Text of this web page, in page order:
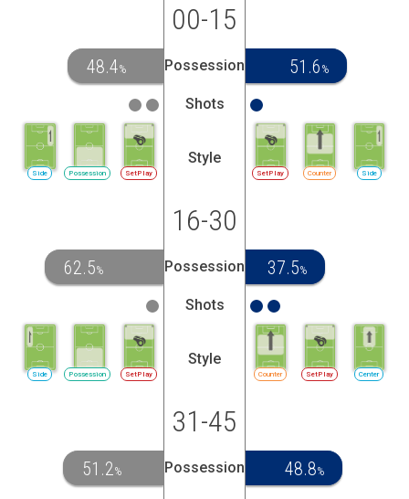
00-15
48.4% Possession 51.6 %
Shots
SetPlay
Possession
Side
Style
SetPlay Counter Side
16-30
62.5% Possession 37.5%
Shots
SetPlay
Possession
Side
Style
Counter SetPlay Center
31-45
51.2% Possession 48.8%